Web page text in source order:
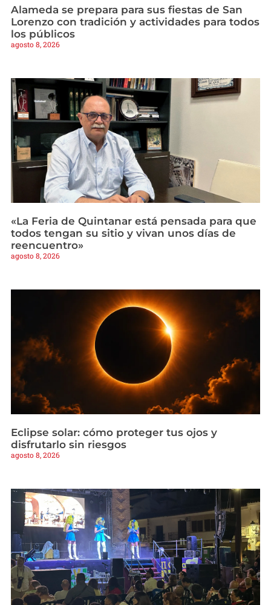
Alameda se prepara para sus fiestas de San
Lorenzo con tradición y actividades para todos
los públicos
agosto 8, 2026
«La Feria de Quintanar está pensada para que
todos tengan su sitio y vivan unos días de
reencuentro»
agosto 8, 2026
Eclipse solar: cómo proteger tus ojos y
disfrutarlo sin riesgos
agosto 8, 2026